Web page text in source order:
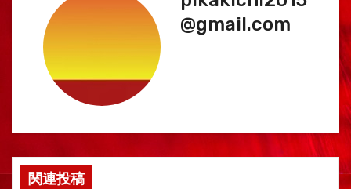
ー
シ
ン
@gmail.com
関連投稿